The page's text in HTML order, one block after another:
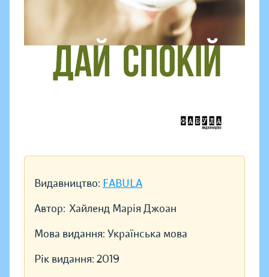
Видавництво: FABULA
Автор: Хайленд Марія Джоан
Мова видання: Українська мова
Рік видання: 2019